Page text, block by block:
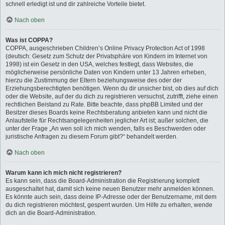
schnell erledigt ist und dir zahlreiche Vorteile bietet.
Nach oben
Was ist COPPA?
COPPA, ausgeschrieben Children’s Online Privacy Protection Act of 1998
(deutsch: Gesetz zum Schutz der Privatsphäre von Kindern im Internet von
1998) ist ein Gesetz in den USA, welches festlegt, dass Websites, die
möglicherweise persönliche Daten von Kindern unter 13 Jahren erheben,
hierzu die Zustimmung der Eltern beziehungsweise des oder der
Erziehungsberechtigten benötigen. Wenn du dir unsicher bist, ob dies auf dich
oder die Website, auf der du dich zu registrieren versuchst, zutrifft, ziehe einen
rechtlichen Beistand zu Rate. Bitte beachte, dass phpBB Limited und der
Besitzer dieses Boards keine Rechtsberatung anbieten kann und nicht die
Anlaufstelle für Rechtsangelegenheiten jeglicher Art ist; außer solchen, die
unter der Frage „An wen soll ich mich wenden, falls es Beschwerden oder
juristische Anfragen zu diesem Forum gibt?“ behandelt werden.
Nach oben
Warum kann ich mich nicht registrieren?
Es kann sein, dass die Board-Administration die Registrierung komplett
ausgeschaltet hat, damit sich keine neuen Benutzer mehr anmelden können.
Es könnte auch sein, dass deine IP-Adresse oder der Benutzername, mit dem
du dich registrieren möchtest, gesperrt wurden. Um Hilfe zu erhalten, wende
dich an die Board-Administration.